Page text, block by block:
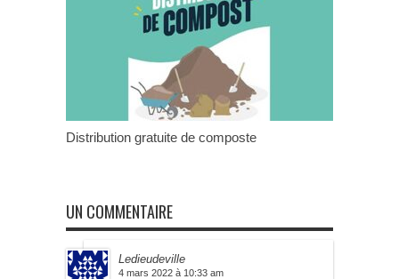
Distribution gratuite de composte
UN COMMENTAIRE
Ledieudeville
4 mars 2022 à 10:33 am